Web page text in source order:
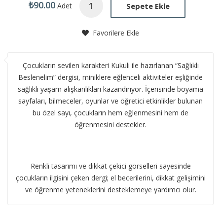
₺90.00 Adet Sepete Ekle
Favorilere Ekle
Çocukların sevilen karakteri Kukuli ile hazırlanan “Sağlıklı
Beslenelim” dergisi, miniklere eğlenceli aktiviteler eşliğinde
sağlıklı yaşam alışkanlıkları kazandırıyor. İçerisinde boyama
sayfaları, bilmeceler, oyunlar ve öğretici etkinlikler bulunan
bu özel sayı, çocukların hem eğlenmesini hem de
öğrenmesini destekler.
Renkli tasarımı ve dikkat çekici görselleri sayesinde
çocukların ilgisini çeken dergi; el becerilerini, dikkat gelişimini
ve öğrenme yeteneklerini desteklemeye yardımcı olur.